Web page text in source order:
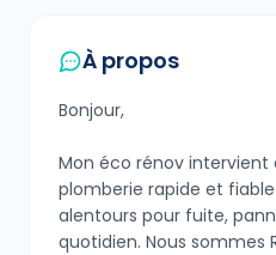
À propos
Bonjour,
Mon éco rénov intervient
plomberie rapide et
alentours pour fuite,
quotidien. Nous sommes